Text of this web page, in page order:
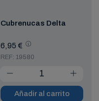
Cubrenucas Delta
6,95 €
REF: 19580
Añadir al carrito